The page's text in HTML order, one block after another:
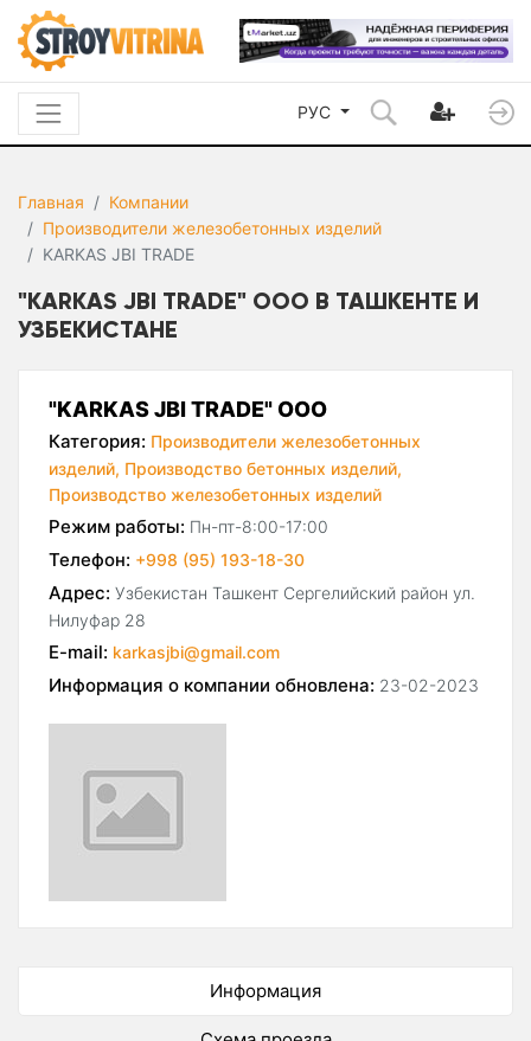
РУС
Главная
Компании
Производители железобетонных изделий
KARKAS JBI TRADE
"KARKAS JBI TRADE" ООО В ТАШКЕНТЕ И
УЗБЕКИСТАНЕ
"KARKAS JBI TRADE" ООО
Категория: Производители железобетонных
изделий, Производство бетонных изделий,
Производство железобетонных изделий
Режим работы: Пн-пт-8:00-17:00
Телефон: +998 (95) 193-18-30
Адрес: Узбекистан Ташкент Сергелийский район ул.
Нилуфар 28
E-mail: karkasjbi@gmail.com
Информация о компании обновлена: 23-02-2023
Информация